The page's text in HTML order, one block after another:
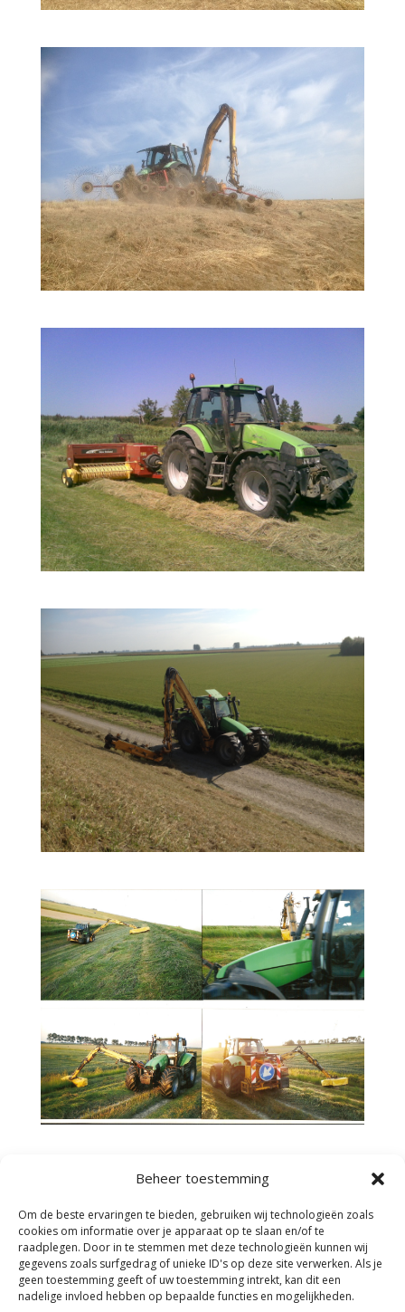
Beheer toestemming
Om de beste ervaringen te bieden, gebruiken wij technologieën zoals
cookies om informatie over je apparaat op te slaan en/of te
raadplegen. Door in te stemmen met deze technologieën kunnen wij
gegevens zoals surfgedrag of unieke ID's op deze site verwerken. Als je
geen toestemming geeft of uw toestemming intrekt, kan dit een
nadelige invloed hebben op bepaalde functies en mogelijkheden.
Facebook